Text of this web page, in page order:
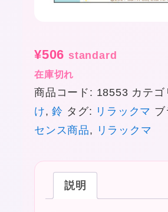
¥506 standard
在庫切れ
商品コード: 18553 カテ
け,鈴 タグ: リラックマ ブ
センス商品, リラックマ
説明